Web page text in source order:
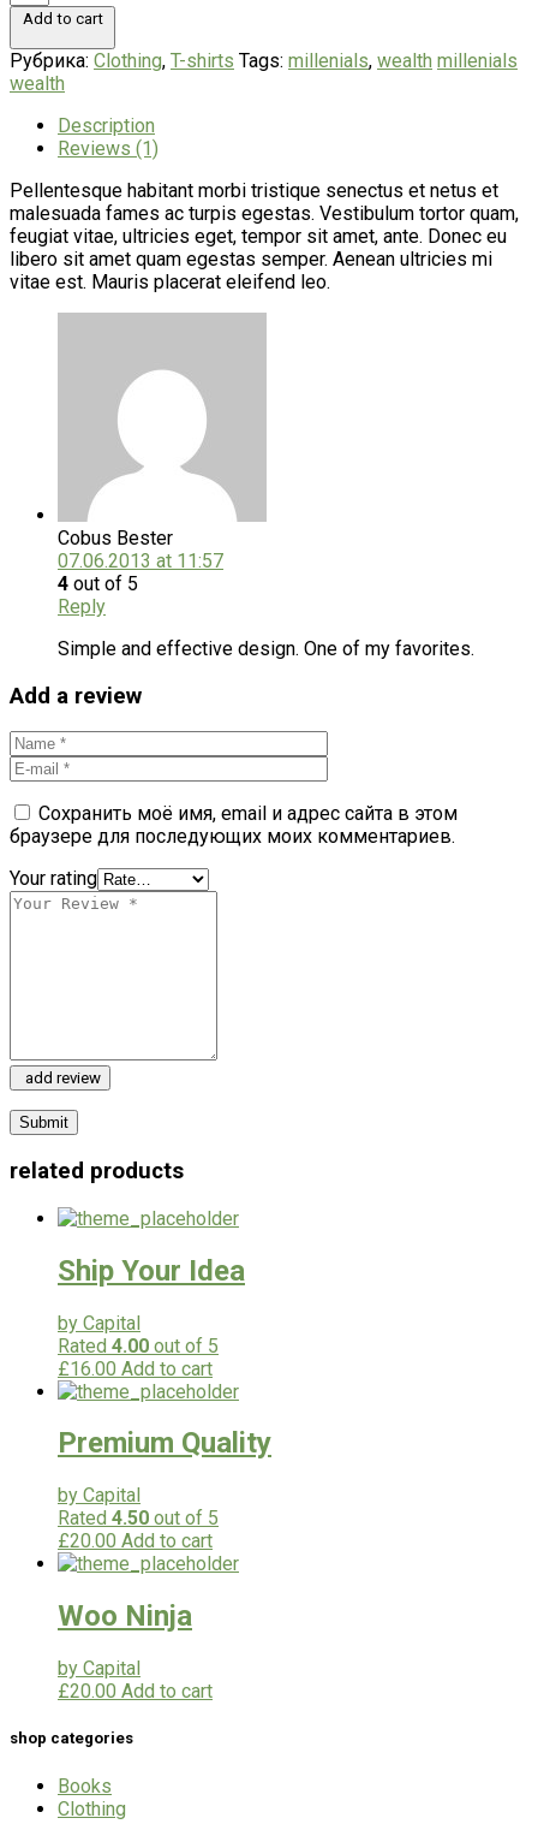
Add to cart
Рубрика: Clothing, T-shirts Tags: millenials, wealth millenials
wealth
Description
Reviews (1)
Pellentesque habitant morbi tristique senectus et netus et
malesuada fames ac turpis egestas. Vestibulum tortor quam,
feugiat vitae, ultricies eget, tempor sit amet, ante. Donec eu
libero sit amet quam egestas semper. Aenean ultricies mi
vitae est. Mauris placerat eleifend leo.
Cobus Bester
07.06.2013 at 11:57
4 out of 5
Reply
Simple and effective design. One of my favorites.
Add a review
Сохранить моё имя, email и адрес сайта в этом
браузере для последующих моих комментариев.
Your rating
add review
related products
Ship Your Idea
by Capital
Rated 4.00 out of 5
£16.00 Add to cart
Premium Quality
by Capital
Rated 4.50 out of 5
£20.00 Add to cart
Woo Ninja
by Capital
£20.00 Add to cart
shop categories
Books
Clothing